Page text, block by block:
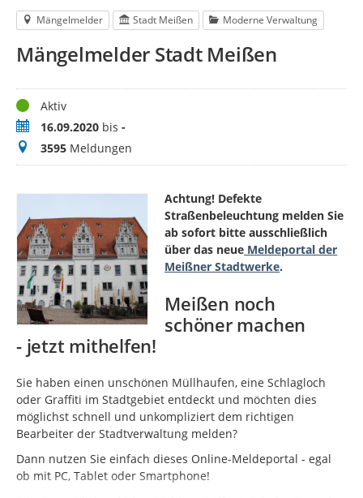
Mängelmelder Stadt Meißen Moderne Verwaltung
Mängelmelder Stadt Meißen
StatusAktiv
Zeitraum16.09.2020 bis -
Meldungen
3595 Meldungen
Achtung! Defekte
Straßenbeleuchtung melden Sie
ab sofort bitte ausschließlich
über das neue Meldeportal der
Meißner Stadtwerke.
Meißen noch
schöner machen
- jetzt mithelfen!
Sie haben einen unschönen Müllhaufen, eine Schlagloch
oder Graffiti im Stadtgebiet entdeckt und möchten dies
möglichst schnell und unkompliziert dem richtigen
Bearbeiter der Stadtverwaltung melden?
Dann nutzen Sie einfach dieses Online-Meldeportal - egal
ob mit PC, Tablet oder Smartphone!